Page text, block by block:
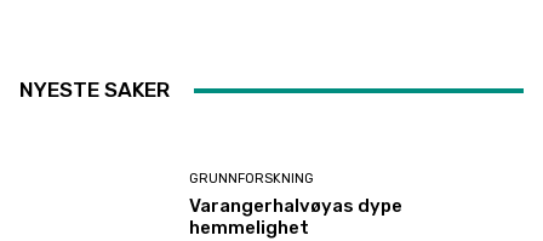
NYESTE SAKER
GRUNNFORSKNING
Varangerhalvøyas dype
hemmelighet